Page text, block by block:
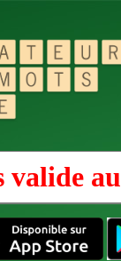
valide au